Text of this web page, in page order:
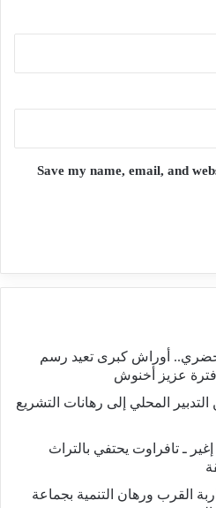
Save my name, email, and
أوراش كبرى تعيد رسم
عزيز أخنوش
المحلي إلى رهانات التشريع
ـ تافراوت يحتفي بالتراث
القرب ورهان التنمية بجماعة